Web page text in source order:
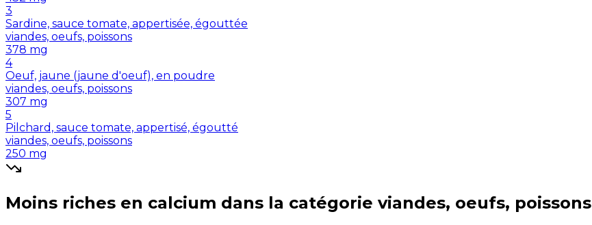
3
Sardine, sauce tomate, appertisée, égouttée
viandes, oeufs, poissons
378 mg
4
Oeuf, jaune (jaune d'oeuf), en poudre
viandes, oeufs, poissons
307 mg
5
Pilchard, sauce tomate, appertisé, égoutté
viandes, oeufs, poissons
250 mg
Moins riches en calcium dans la catégorie viandes, oeufs, poissons